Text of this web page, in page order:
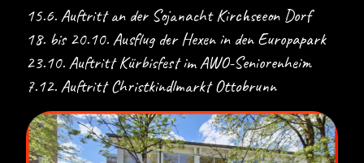
15.6. Auftritt an der Sojanacht Kirchseeon Dorf
18. bis 20.10. Ausflug der Hexen in den Europapark
23.10. Auftritt Kürbisfest im AWO-Seniorenheim
7.12. Auftritt Christkindlmarkt Ottobrunn